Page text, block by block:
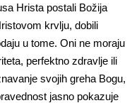
Hrista postali Božija
krvlju, dobili
u tome. Oni ne moraju
perfektno zdravlje ili
svojih greha Bogu,
jasno pokazuje